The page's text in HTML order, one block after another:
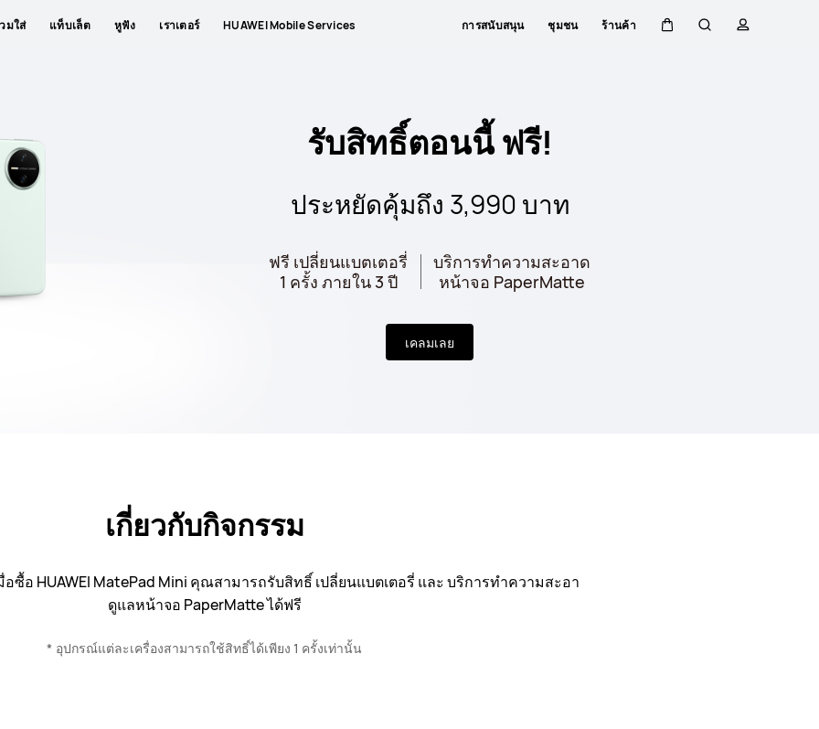
มใส่ แท็บเล็ต หูฟัง เราเตอร์ HUAWEI Mobile Services การสนับสนุน ชุมชน ร้านค้า
รับสิทธิ์ตอนนี้ ฟรี!
ประหยัดคุ้มถึง 3,990 บาท
ฟรี เปลี่ยนแบตเตอรี่
1 ครั้ง ภายใน 3 ปี
บริการทำความสะอาด
หน้าจอ PaperMatte
เคลมเลย
เกี่ยวกับกิจกรรม
อซื้อ HUAWEI MatePad Mini คุณสามารถรับสิทธิ์ เปลี่ยนแบตเตอรี่ และ บริการทำความสะอา
ดูแลหน้าจอ PaperMatte ได้ฟรี
อุปกรณ์แต่ละเครื่องสามารถใช้สิทธิ์ได้เพียง 1 ครั้งเท่านั้น